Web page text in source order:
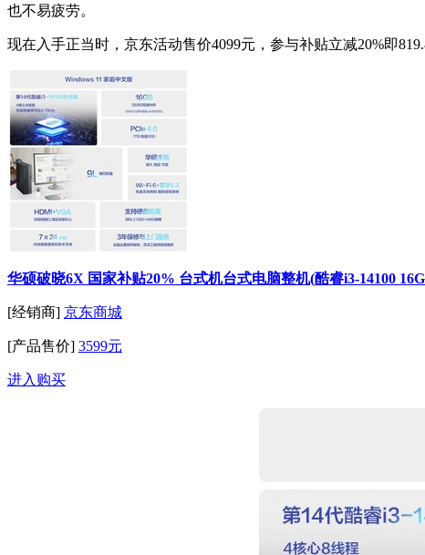
也不易疲劳。
现在入手正当时，京东活动售价4099元，参与补贴立减20%即
华硕破晓6X 国家补贴20% 台式机台式电脑整机(酷睿i3-14100
[经销商] 京东商城
[产品售价] 3599元
进入购买